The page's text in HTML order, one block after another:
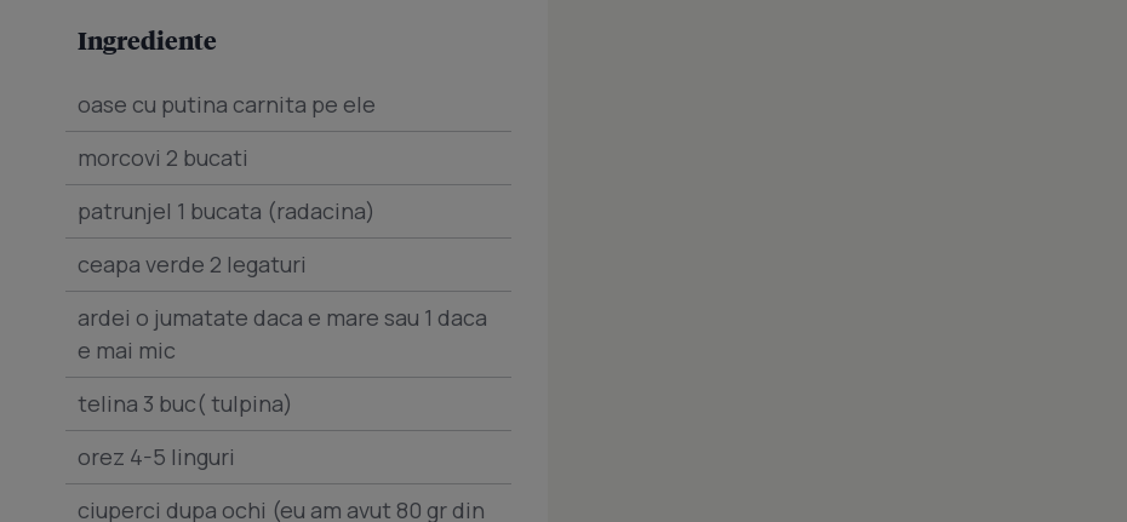
Ingrediente
oase cu putina carnita pe ele
morcovi 2 bucati
patrunjel 1 bucata (radacina)
ceapa verde 2 legaturi
ardei o jumatate daca e mare sau 1 daca
e mai mic
telina 3 buc( tulpina)
orez 4-5 linguri
ciuperci dupa ochi (eu am avut 80 gr din